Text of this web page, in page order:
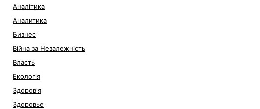
Аналітика
Аналитика
Бизнес
Війна за Незалежність
Власть
Екологія
Здоров'я
Здоровье